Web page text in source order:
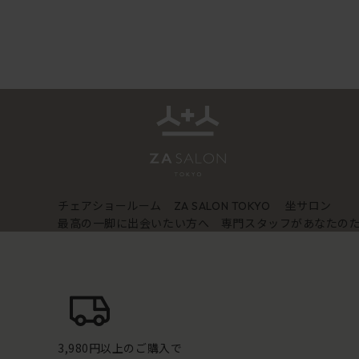
チェアショールーム ZA SALON TOKYO
坐サロン
最高の一脚に出会いたい方へ 専門スタッフがあなたの
3,980円以上のご購入で